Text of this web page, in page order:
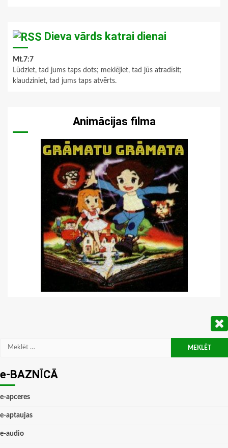
Dieva vārds katrai dienai
Mt.7:7
Lūdziet, tad jums taps dots; meklējiet, tad jūs atradīsit;
klaudziniet, tad jums taps atvērts.
Animācijas filma
Meklēt:
e-BAZNĪCĀ
e-apceres
e-aptaujas
e-audio